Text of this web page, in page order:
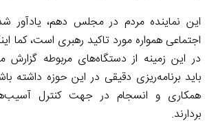
این نماینده مردم در مجلس دهم، یادآور
در این زمینه از دستگاه‌های مربوطه گزارش
باید برنامه‌ریزی دقیقی در این حوزه داشته
همکاری و انسجام در جهت کنترل
بردارند.